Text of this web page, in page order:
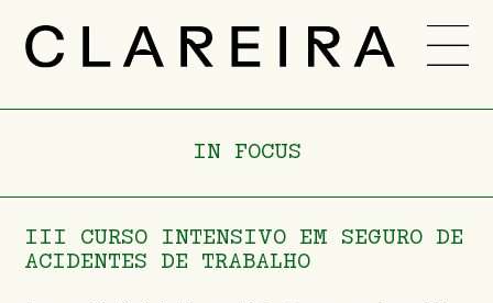
EQUIPA
CARREIRA
NOVIDADES
PT
ENG
IN FOCUS
III CURSO INTENSIVO EM SEGURO DE
ACIDENTES DE TRABALHO